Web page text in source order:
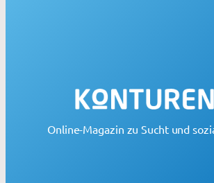
Online-Magazin zu Sucht und